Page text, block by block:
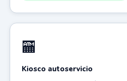
🏧
Kiosco autoservicio